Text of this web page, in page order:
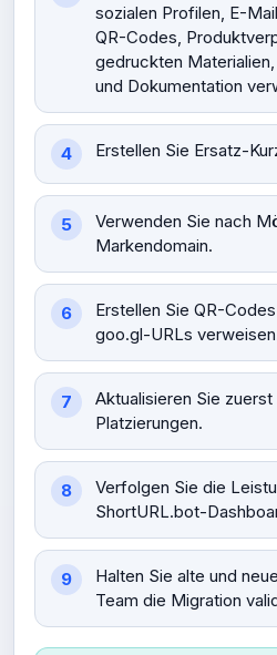
sozialen Profilen, E-
QR-Codes,
gedruckten
und Dokumentation
Erstellen Sie Ersatz-
Verwenden Sie nach
Markendomain.
Erstellen Sie QR-
goo.gl-URLs
Aktualisieren Sie
Platzierungen.
Verfolgen Sie die
ShortURL.bot-
Halten Sie alte und
Team die Migration